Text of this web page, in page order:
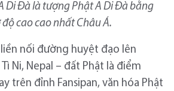
Di Đà là tượng Phật A Di Đà bằng
cao cao nhất Châu Á.
liền nối đường huyệt đạo lên
Ni, Nepal – đất Phật là điểm
trên đỉnh Fansipan, văn hóa Phật